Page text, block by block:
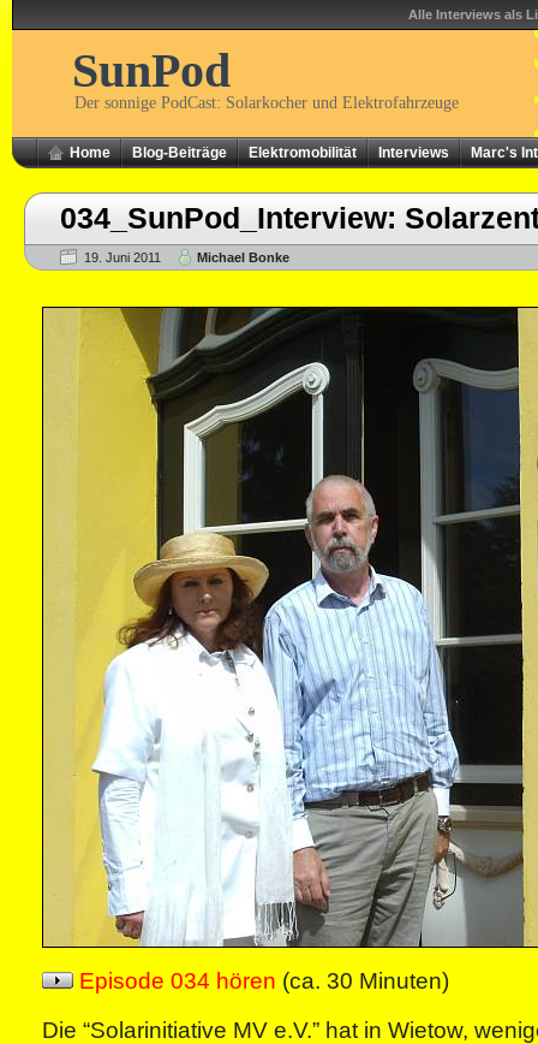
Alle Interviews als
SunPod
Der sonnige PodCast: Solarkocher und Elektrofahrzeuge
Home Blog-Beiträge Elektromobilität Interviews Marc's
034_SunPod_Interview:
19. Juni 2011 Michael Bonke
Episode 034 hören (ca. 30 Minuten)
Die “Solarinitiative MV e.V.” hat in Wietow,